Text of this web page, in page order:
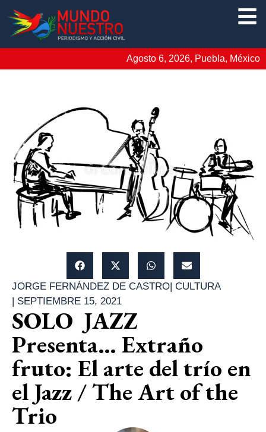
Agosto 6, 2026, Puebla, México
JORGE FERNÁNDEZ DE CASTRO CULTURA
SEPTIEMBRE 15, 2021
SOLO JAZZ
Presenta… Extraño
fruto: El arte del trío en
el Jazz / The Art of the
Trio